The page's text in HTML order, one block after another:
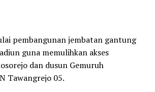
pembangunan jembatan gantung
guna memulihkan akses
dan dusun Gemuruh
Tawangrejo 05.